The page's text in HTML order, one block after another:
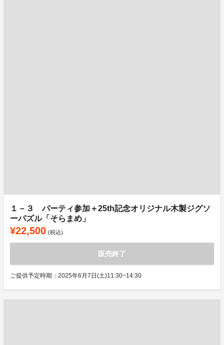
１－３ パーティ参加＋25th記念オリジナル木製ジグソ
ーパズル「そらまめ」
¥22,500 (税込)
販売終了
ご提供予定時期：2025年6月7日(土)11:30~14:30